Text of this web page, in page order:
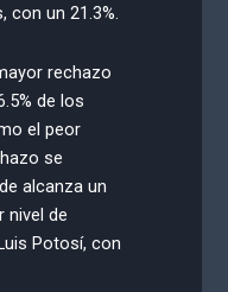
con un 21.3%.
rechazo
de los
el peor
se
alcanza un
nivel de
Potosí, con